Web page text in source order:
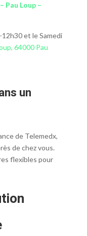
Pau Loup –
et le Samedi
64000 Pau
un
de Telemedx,
de chez vous.
flexibles pour